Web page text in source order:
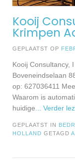
Kooij
Krimpen
GEPLAATST OP
Kooij Consultancy,
Boveneindselaan
op: 627036411
Waarom is
huidige ... Verder
GEPLAATST IN
HOLLAND GETAGD